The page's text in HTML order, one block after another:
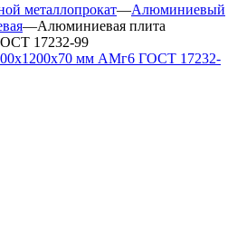
металлопрокат—Алюминиевый
—Алюминиевая плита
17232-99